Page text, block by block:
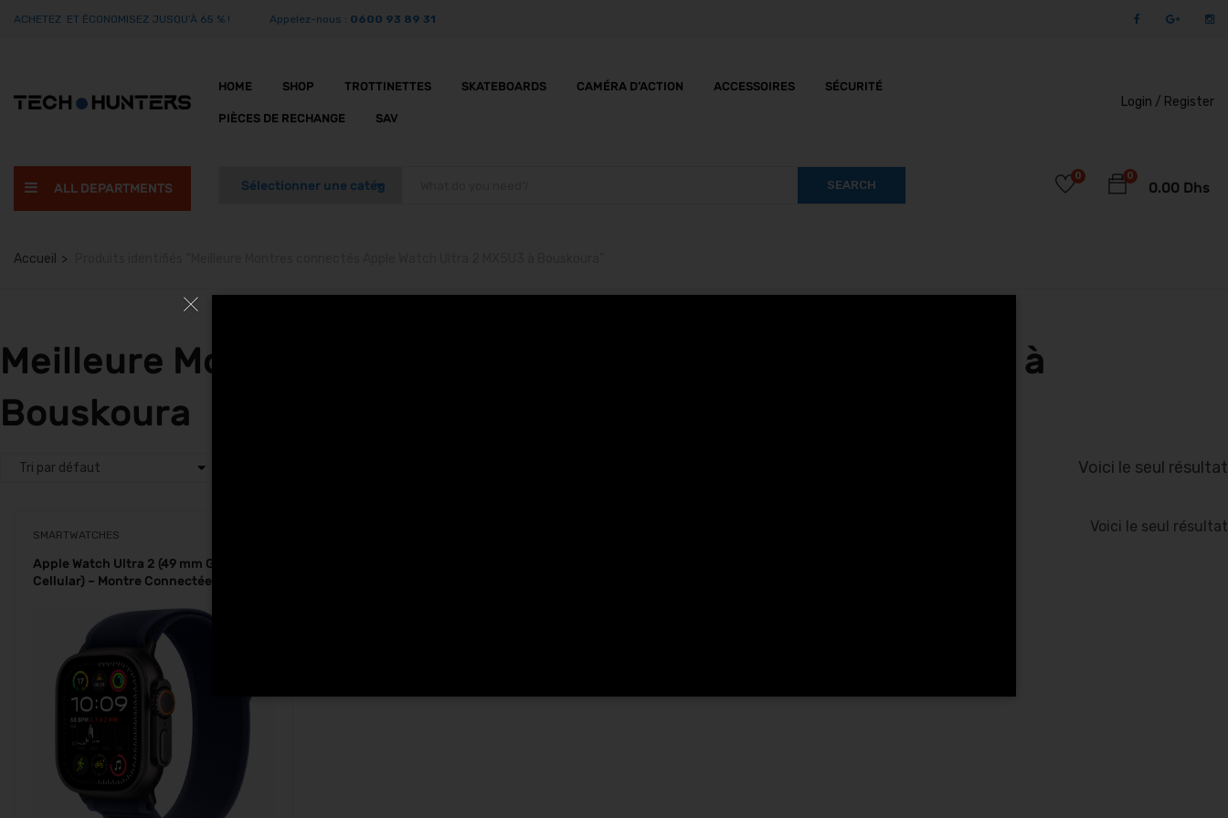
ACHETEZ ET ÉCONOMISEZ JUSQU’À 65 % ! Appelez-nous : 0600 93 89 31
HOME SHOP TROTTINETTES SKATEBOARDS CAMÉRA D’ACTION ACCESSOIRES SÉCURITÉ
PIÈCES DE RECHANGE SAV
Login / Register
ALL DEPARTMENTS SEARCH
0
0.00 Dhs
0
Accueil
Meilleure Montres connectés Apple Watch Ultra 2 MX5U3 à
Bouskoura
Voici le seul résultat
SMARTWATCHES
Apple Watch Ultra 2 (49 mm GPS +
Cellular) – Montre Connectée
Voici le seul résultat